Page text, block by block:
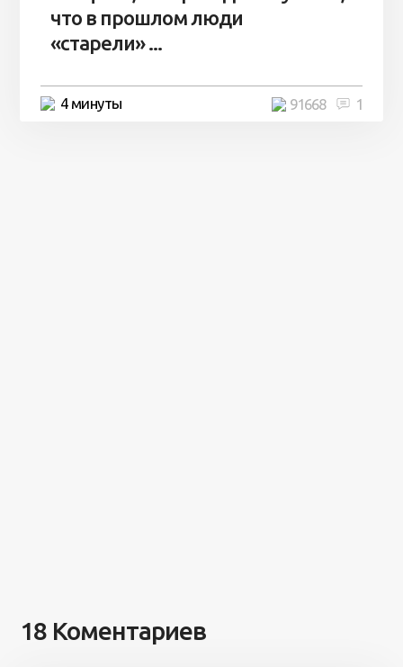
что в прошлом люди
«старели» ...
4 минуты 1
91668
18 Коментариев